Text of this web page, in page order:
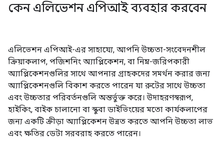
কেন এলিভেশন এপিআই ব্যবহার করবেন
এলিভেশন এপিআই-এর সাহায্যে, আপনি উচ্চতা-সংবেদনশীল
ক্রিয়াকলাপ, পজিশনিং অ্যাপ্লিকেশন, বা নিম্ন-জরিপকারী
অ্যাপ্লিকেশনগুলির সাথে আপনার গ্রাহকদের সমর্থন করার জন্য
অ্যাপ্লিকেশনগুলি বিকাশ করতে পারেন যা রুটের সাথে উচ্চতা
এবং উচ্চতার পরিবর্তনগুলি অন্তর্ভুক্ত করে। উদাহরণস্বরূপ,
হাইকিং, বাইক চালানো বা স্কুবা ডাইভিংয়ের মতো কার্যকলাপের
জন্য একটি ক্রীড়া অ্যাপ্লিকেশন উন্নত করতে আপনি উচ্চতা লাভ
এবং ক্ষতির ডেটা সরবরাহ করতে পারেন।